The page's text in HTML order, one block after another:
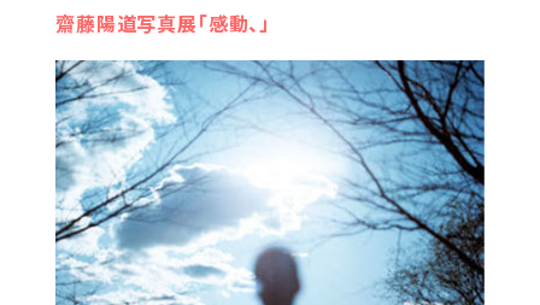
齋藤陽道写真展「感動、」